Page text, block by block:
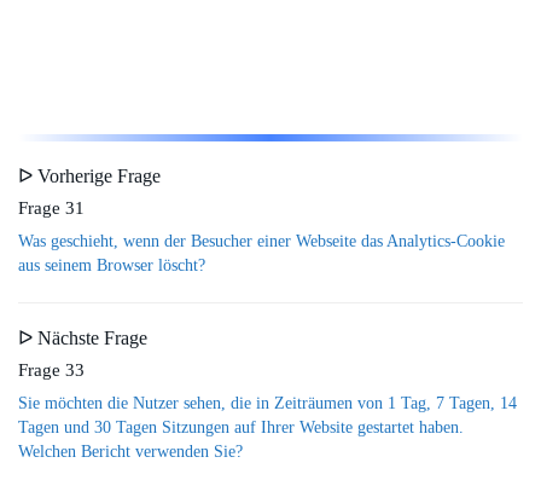
ᐅ Vorherige Frage
Frage 31
Was geschieht, wenn der Besucher einer Webseite das Analytics-Cookie
aus seinem Browser löscht?
ᐅ Nächste Frage
Frage 33
Sie möchten die Nutzer sehen, die in Zeiträumen von 1 Tag, 7 Tagen, 14
Tagen und 30 Tagen Sitzungen auf Ihrer Website gestartet haben.
Welchen Bericht verwenden Sie?